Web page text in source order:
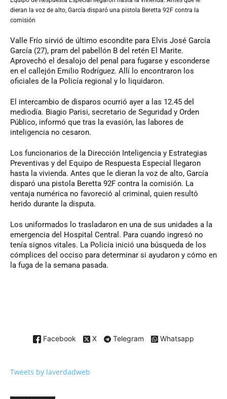
dieran la voz de alto, García disparó una pistola Beretta 92F contra la
comisión
Valle Frío sirvió de último escondite para Elvis José García
García (27), pram del pabellón B del retén El Marite.
Aprovechó el desalojo del penal para fugarse y esconderse
en el callejón Emilio Rodríguez. Allí lo encontraron los
oficiales de la Policía regional y lo liquidaron.
El intercambio de disparos ocurrió ayer a las 12.45 del
mediodía. Biagio Parisi, secretario de Seguridad y Orden
Público, informó que tras la evasión, las labores de
inteligencia no cesaron.
Los funcionarios de la Dirección Inteligencia y Estrategias
Preventivas y del Equipo de Respuesta Especial llegaron
hasta la vivienda. Antes que le dieran la voz de alto, García
disparó una pistola Beretta 92F contra la comisión. La
ventaja numérica no favoreció al criminal, quien resultó
herido durante la disputa.
Los uniformados lo trasladaron en una de sus unidades a la
emergencia del Hospital Central. Para cuando ingresó no
tenía signos vitales. La Policía inició una búsqueda de los
cómplices del occiso para determinar si ayudaron y cómo en
la fuga de la semana pasada.
Facebook X Telegram Whatsapp
Tweets by laverdadweb